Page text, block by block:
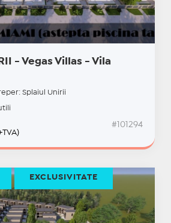
- Vegas Villas - Vila
Splaiul Unirii
#101294
EXCLUSIVITATE